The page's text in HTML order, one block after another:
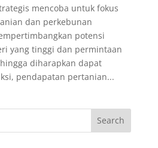
mencoba untuk fokus
dan perkebunan
potensi
yang tinggi dan permintaan
diharapkan dapat
pendapatan pertanian...